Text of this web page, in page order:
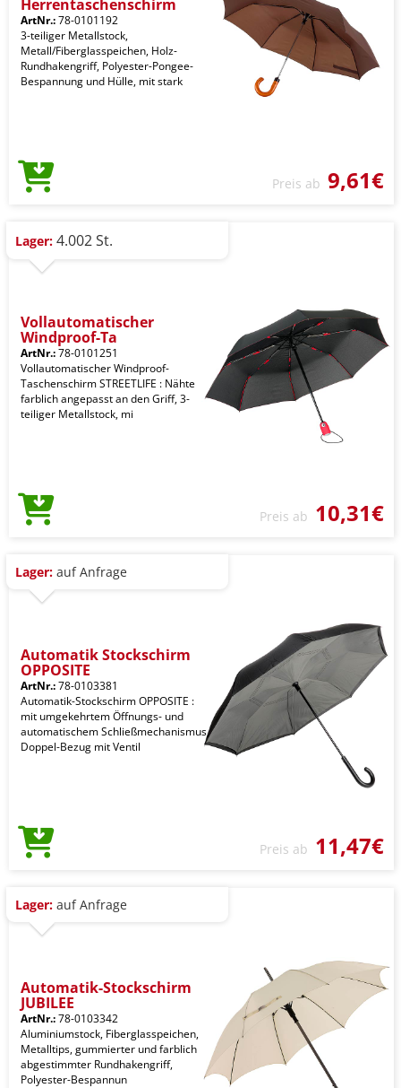
Herrentaschenschirm
ArtNr.:78-0101192
3-teiliger Metallstock,
Metall/Fiberglasspeichen, Holz-
Rundhakengriff, Polyester-Pongee-
Bespannung und Hülle, mit stark
Preis ab 9,61€
Lager: 4.002 St.
Vollautomatischer
Windproof-Ta
ArtNr.:78-0101251
Vollautomatischer Windproof-
Taschenschirm STREETLIFE : Nähte
farblich angepasst an den Griff, 3-
teiliger Metallstock, mi
Preis ab 10,31€
Lager: auf Anfrage
Automatik Stockschirm
OPPOSITE
ArtNr.:78-0103381
Automatik-Stockschirm OPPOSITE :
mit umgekehrtem Öffnungs- und
automatischem Schließmechanismus,
Doppel-Bezug mit Ventil
Preis ab 11,47€
Lager: auf Anfrage
Automatik-Stockschirm
JUBILEE
ArtNr.:78-0103342
Aluminiumstock, Fiberglasspeichen,
Metalltips, gummierter und farblich
abgestimmter Rundhakengriff,
Polyester-Bespannun